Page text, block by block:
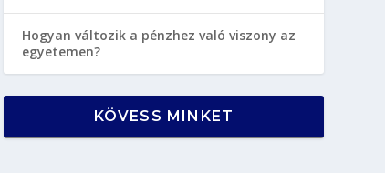
Hogyan változik a pénzhez való viszony az
egyetemen?
KÖVESS MINKET